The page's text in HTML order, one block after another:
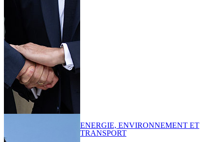
ENERGIE, ENVIRONNEMENT ET
TRANSPORT